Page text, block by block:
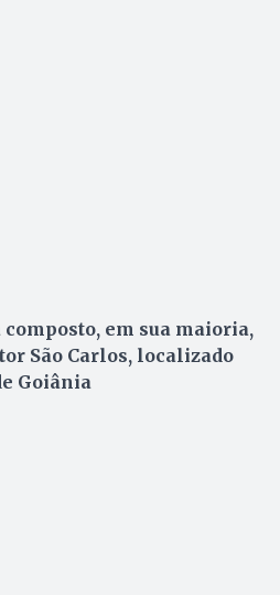
em sua maioria,
São Carlos, localizado
Goiânia